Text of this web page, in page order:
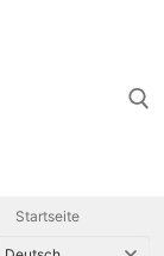
Startseite